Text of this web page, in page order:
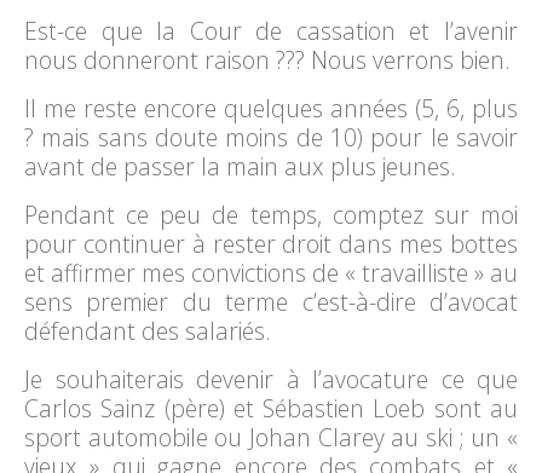
Est-ce que la Cour de cassation et l’avenir
nous donneront raison ??? Nous verrons bien.
Il me reste encore quelques années (5, 6, plus
? mais sans doute moins de 10) pour le savoir
avant de passer la main aux plus jeunes.
Pendant ce peu de temps, comptez sur moi
pour continuer à rester droit dans mes bottes
et affirmer mes convictions de « travailliste » au
sens premier du terme c’est-à-dire d’avocat
défendant des salariés.
Je souhaiterais devenir à l’avocature ce que
Carlos Sainz (père) et Sébastien Loeb sont au
sport automobile ou Johan Clarey au ski ; un «
vieux » qui gagne encore des combats et «